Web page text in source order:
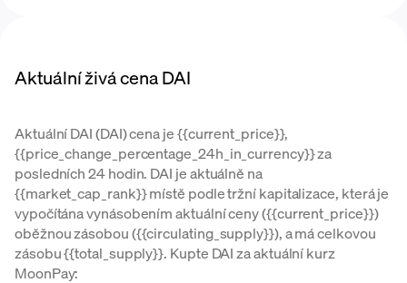
Aktuální živá cena DAI
Aktuální DAI (DAI) cena je {{current_price}},
{{price_change_percentage_24h_in_currency}} za
posledních 24 hodin. DAI je aktuálně na
{{market_cap_rank}} místě podle tržní kapitalizace, která je
vypočítána vynásobením aktuální ceny ({{current_price}})
oběžnou zásobou ({{circulating_supply}}), a má celkovou
zásobu {{total_supply}}. Kupte DAI za aktuální kurz
MoonPay: